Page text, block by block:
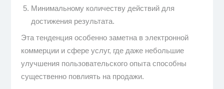
Минимальному количеству действий для
достижения результата.
Эта тенденция особенно заметна в электронной
коммерции и сфере услуг, где даже небольшие
улучшения пользовательского опыта способны
существенно повлиять на продажи.